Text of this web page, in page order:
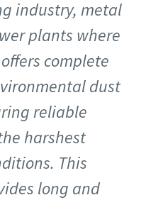
industry, metal
plants where
complete
dust
reliable
harshest
This
long and